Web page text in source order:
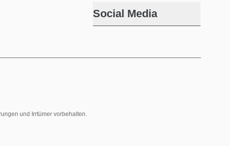
Social Media
und Irrtümer vorbehalten.